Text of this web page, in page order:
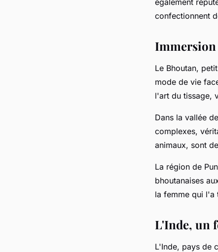
confectionnent
Immersion
Le Bhoutan,
mode de vie
l'art du tissage,
Dans la vallée
complexes,
animaux, sont
La région de
bhoutanaises
la femme qui l'a
L'Inde, un
L'Inde, pays de